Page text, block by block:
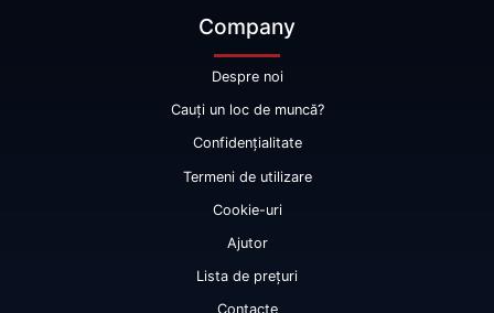
Company
Despre noi
Cauți un loc de muncă?
Confidențialitate
Termeni de utilizare
Cookie-uri
Ajutor
Lista de prețuri
Contacte